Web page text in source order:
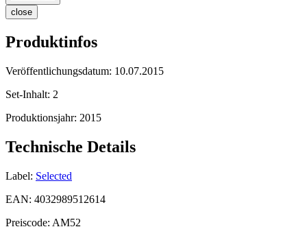
close
Produktinfos
Veröffentlichungsdatum: 10.07.2015
Set-Inhalt: 2
Produktionsjahr: 2015
Technische Details
Label: Selected
EAN: 4032989512614
Preiscode: AM52